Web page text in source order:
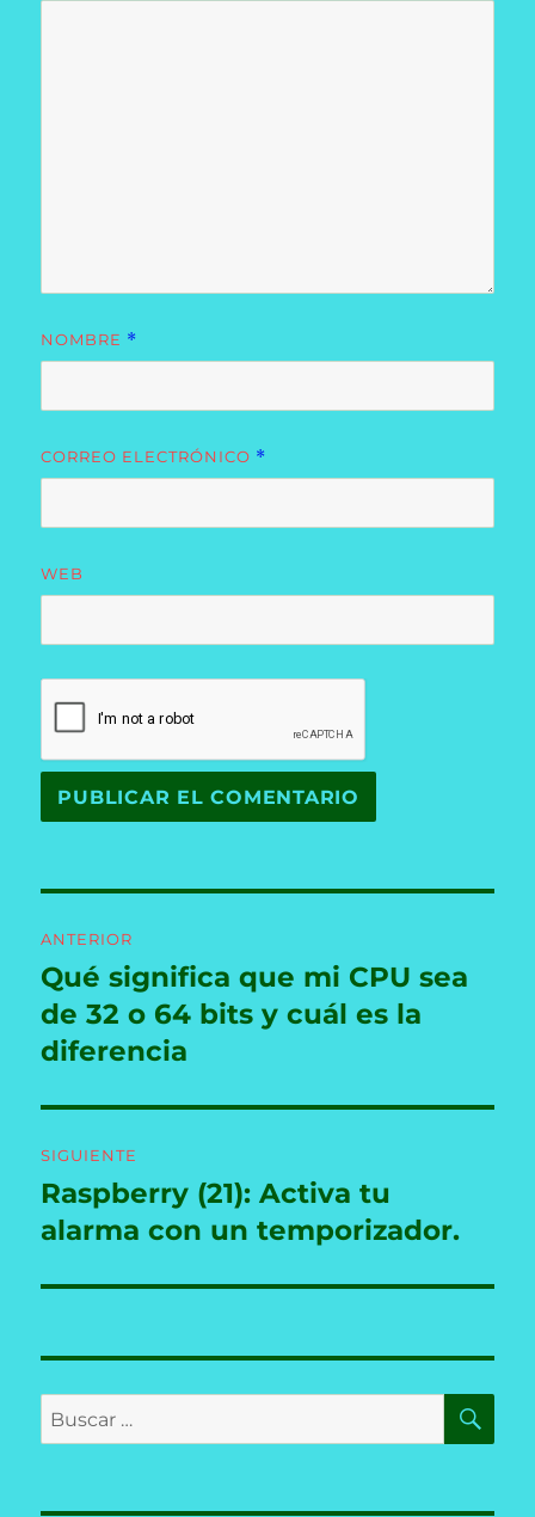
NOMBRE *
CORREO ELECTRÓNICO *
WEB
de
entradas
ANTERIOR
Entrada
anterior:
Qué significa que mi CPU sea
de 32 o 64 bits y cuál es la
diferencia
SIGUIENTE
Entrada
siguiente:
Raspberry (21): Activa tu
alarma con un temporizador.
Buscar
por: